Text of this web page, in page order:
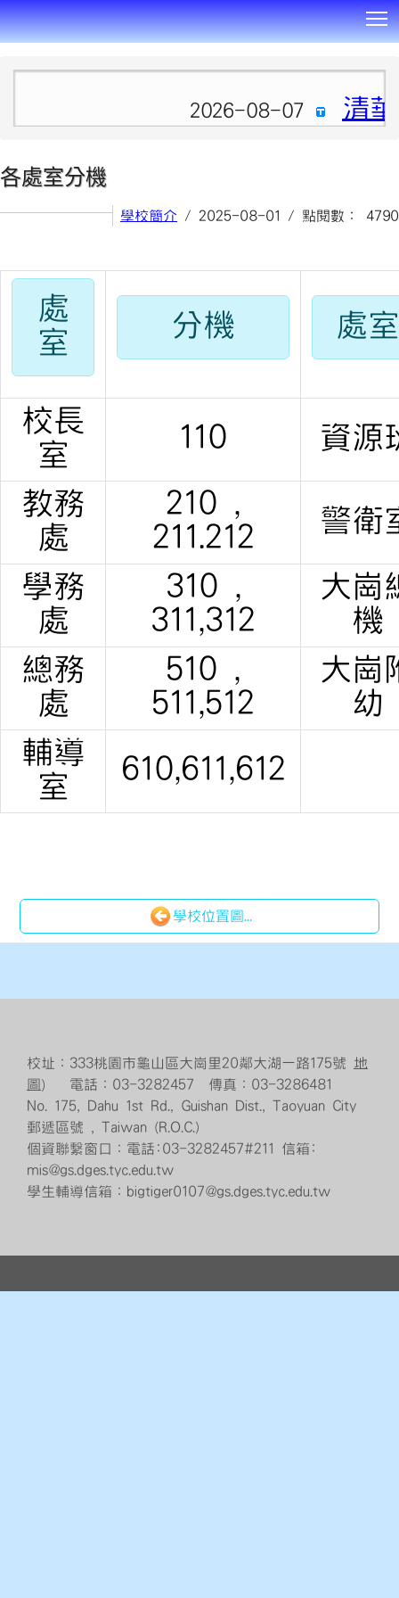
2026-08-07 清
各處室分機
學校簡介 / 2025-08-01 / 點閱數： 4790
處
室
分機 處室
校長
室
110 資源
教務
處
210 ,
211.212
警衛
學務
處
310 ,
311,312
大崗
機
總務
處
510 ,
511,512
大崗
幼
輔導
室
610,611,612
學校位置圖...
校址：333桃園市龜山區大崗里20鄰大湖一路175號 地
圖） 電話：03-3282457 傳真：03-3286481
No. 175, Dahu 1st Rd., Guishan Dist., Taoyuan City
郵遞區號 , Taiwan (R.O.C.)
個資聯繫窗口：電話:03-3282457#211 信箱:
mis@gs.dges.tyc.edu.tw
學生輔導信箱：bigtiger0107@gs.dges.tyc.edu.tw